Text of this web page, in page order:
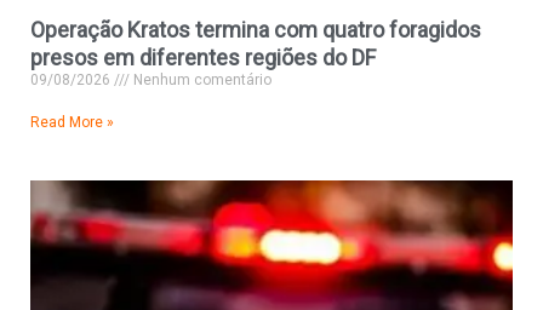
Operação Kratos termina com quatro foragidos
presos em diferentes regiões do DF
09/08/2026 Nenhum comentário
Read More »